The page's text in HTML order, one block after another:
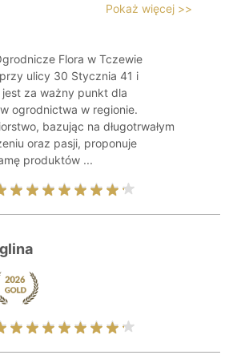
Pokaż więcej >>
Flora w Tczewie
ulicy 30 Stycznia 41 i
jest za ważny punkt dla
ogrodnictwa w regionie.
bazując na długotrwałym
oraz pasji, proponuje
produktów ...